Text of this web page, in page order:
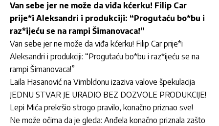
Van sebe jer ne može da viđa kćerku! Filip Car
prije*i Aleksandri i produkciji: “Progutaću bo*bu i
raz*ijeću se na rampi Šimanovaca!”
Van sebe jer ne može da viđa kćerku! Filip Car prije*i
Aleksandri i produkciji: “Progutaću bo*bu i raz*ijeću se na
rampi Šimanovaca!”
Laila Hasanović na Vimbldonu izaziva valove špekulacija
JEDNU STVAR JE URADIO BEZ DOZVOLE PRODUKCIJE!
Lepi Mića prekršio strogo pravilo, konačno priznao sve!
Ne može očima da je gleda: Anđela konačno priznala zašto